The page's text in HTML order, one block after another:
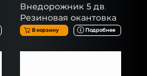
Внедорожник 5 дв.
Резиновая окантовка
В корзину Подробнее